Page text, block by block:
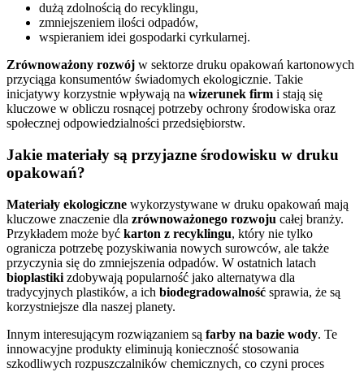
dużą zdolnością do recyklingu,
zmniejszeniem ilości odpadów,
wspieraniem idei gospodarki cyrkularnej.
Zrównoważony rozwój w sektorze druku opakowań kartonowych
przyciąga konsumentów świadomych ekologicznie. Takie
inicjatywy korzystnie wpływają na wizerunek firm i stają się
kluczowe w obliczu rosnącej potrzeby ochrony środowiska oraz
społecznej odpowiedzialności przedsiębiorstw.
Jakie materiały są przyjazne środowisku w druku
opakowań?
Materiały ekologiczne wykorzystywane w druku opakowań mają
kluczowe znaczenie dla zrównoważonego rozwoju całej branży.
Przykładem może być karton z recyklingu, który nie tylko
ogranicza potrzebę pozyskiwania nowych surowców, ale także
przyczynia się do zmniejszenia odpadów. W ostatnich latach
bioplastiki zdobywają popularność jako alternatywa dla
tradycyjnych plastików, a ich biodegradowalność sprawia, że są
korzystniejsze dla naszej planety.
Innym interesującym rozwiązaniem są farby na bazie wody. Te
innowacyjne produkty eliminują konieczność stosowania
szkodliwych rozpuszczalników chemicznych, co czyni proces